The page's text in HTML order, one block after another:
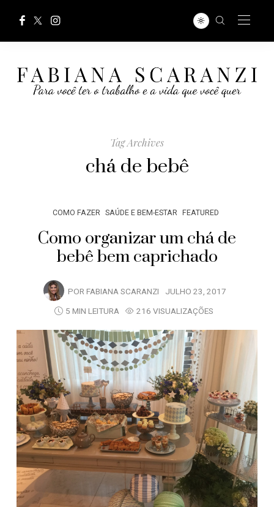
Tag Archives
chá de bebê
COMO FAZER SAÚDE E BEM-ESTAR FEATURED
Como organizar um chá de
bebê bem caprichado
POR FABIANA SCARANZI JULHO 23, 2017
5 MIN LEITURA
216 VISUALIZAÇÕES